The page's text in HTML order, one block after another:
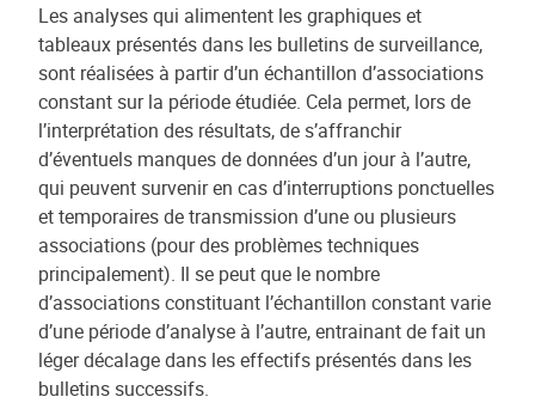
Les analyses qui alimentent les graphiques et
tableaux présentés dans les bulletins de surveillance,
sont réalisées à partir d’un échantillon d’associations
constant sur la période étudiée. Cela permet, lors de
l’interprétation des résultats, de s’affranchir
d’éventuels manques de données d’un jour à l’autre,
qui peuvent survenir en cas d’interruptions ponctuelles
et temporaires de transmission d’une ou plusieurs
associations (pour des problèmes techniques
principalement). Il se peut que le nombre
d’associations constituant l’échantillon constant varie
d’une période d’analyse à l’autre, entrainant de fait un
léger décalage dans les effectifs présentés dans les
bulletins successifs.